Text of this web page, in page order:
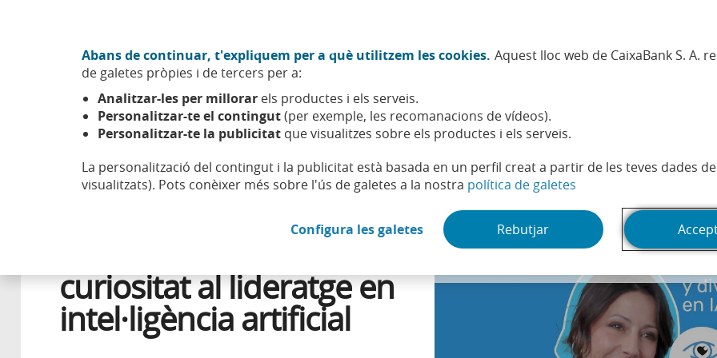
Abans de continuar, t'expliquem per a què utilitzem les cookies. Aquest lloc web de CaixaBank S. A.
de galetes pròpies i de tercers per a:
Analitzar-les per millorar els productes i els serveis.
Personalitzar-te el contingut(per exemple, les recomanacions de vídeos).
Personalitzar-te la publicitat que visualitzes sobre els productes i els serveis.
La personalització del contingut i la publicitat està basada en un perfil creat a partir de les teves dades
visualitzats). Pots conèixer més sobre l'ús de galetes a la nostra política de galetes
Configura les galetes(Obre en finestra nova)
Rebutjar
Sobre nosaltres Accionistes i inversors
Esfera Benestar Progrés Nerea Luis: de la curiositat al lideratge en intel·ligència artificial
11 JUNY 2026
curiositat al lideratge en
intel·ligència artificial
Pots accedir al contingut de ví­deo canviant la teva configuració de